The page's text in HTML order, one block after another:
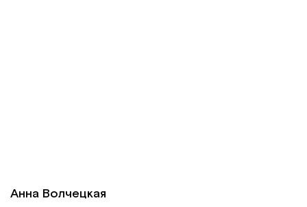
Анна Волчецкая